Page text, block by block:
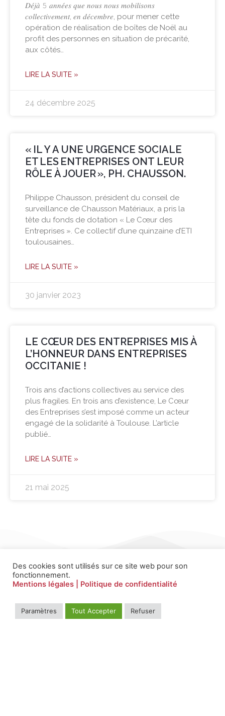
𝐷𝑒́𝑗𝑎̀ 𝟻 𝑎𝑛𝑛𝑒́𝑒𝑠 𝑞𝑢𝑒 𝑛𝑜𝑢𝑠 𝑛𝑜𝑢𝑠 𝑚𝑜𝑏𝑖𝑙𝑖𝑠𝑜𝑛𝑠
𝑐𝑜𝑙𝑙𝑒𝑐𝑡𝑖𝑣𝑒𝑚𝑒𝑛𝑡, 𝑒𝑛 𝑑𝑒́𝑐𝑒𝑚𝑏𝑟𝑒, pour mener cette
opération de réalisation de boîtes de Noël au
profit des personnes en situation de précarité,
aux côtés…
LIRE LA SUITE »
24 décembre 2025
« IL Y A UNE URGENCE SOCIALE
ET LES ENTREPRISES ONT LEUR
RÔLE À JOUER », PH. CHAUSSON.
Philippe Chausson, président du conseil de
surveillance de Chausson Matériaux, a pris la
tête du fonds de dotation « Le Cœur des
Entreprises ». Ce collectif d’une quinzaine d’ETI
toulousaines…
LIRE LA SUITE »
30 janvier 2023
LE CŒUR DES ENTREPRISES MIS À
L’HONNEUR DANS ENTREPRISES
OCCITANIE !
Trois ans d’actions collectives au service des
plus fragiles. En trois ans d’existence, Le Cœur
des Entreprises s’est imposé comme un acteur
engagé de la solidarité à Toulouse. L’article
publié…
LIRE LA SUITE »
21 mai 2025
Des cookies sont utilisés sur ce site web pour son
fonctionnement.
Mentions légales
| Politique de confidentialité
Paramètres Tout Accepter Refuser